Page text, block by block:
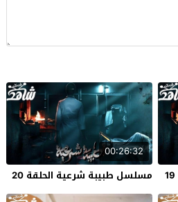
00:26:32
مسلسل طبيبة شرعية الحلقة 20